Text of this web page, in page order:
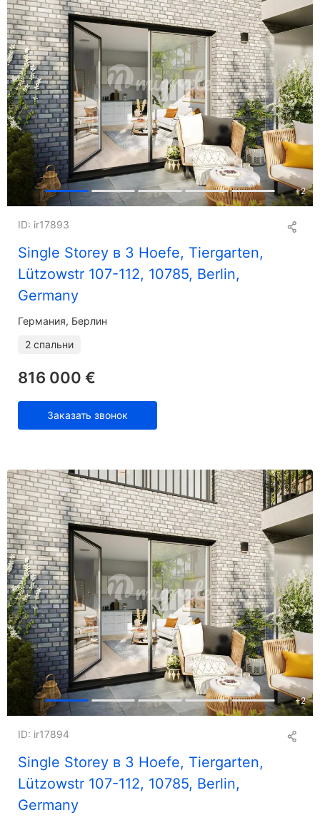
+2
Single Storey в 3 Hoefe, Tiergarten,
Lützowstr 107-112, 10785, Berlin,
Germany
ID: ir17893
Германия, Берлин
2 спальни
816 000 €
Заказать звонок
+2
Single Storey в 3 Hoefe, Tiergarten,
Lützowstr 107-112, 10785, Berlin,
Germany
ID: ir17894